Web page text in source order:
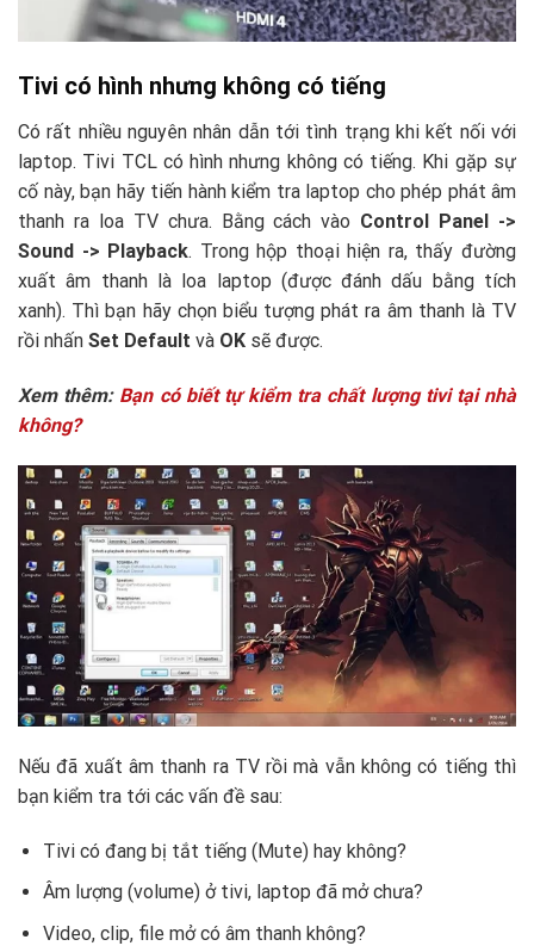
Tivi có hình nhưng không có tiếng
Có rất nhiều nguyên nhân dẫn tới tình trạng khi kết nối với
laptop. Tivi TCL có hình nhưng không có tiếng. Khi gặp sự
cố này, bạn hãy tiến hành kiểm tra laptop cho phép phát âm
thanh ra loa TV chưa. Bằng cách vào Control Panel ->
Sound -> Playback. Trong hộp thoại hiện ra, thấy đường
xuất âm thanh là loa laptop (được đánh dấu bằng tích
xanh). Thì bạn hãy chọn biểu tượng phát ra âm thanh là TV
rồi nhấn Set Default và OK sẽ được.
Xem thêm: Bạn có biết tự kiểm tra chất lượng tivi tại nhà
không?
Nếu đã xuất âm thanh ra TV rồi mà vẫn không có tiếng thì
bạn kiểm tra tới các vấn đề sau:
Tivi có đang bị tắt tiếng (Mute) hay không?
Âm lượng (volume) ở tivi, laptop đã mở chưa?
Video, clip, file mở có âm thanh không?